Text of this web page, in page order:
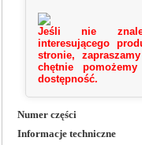
Jeśli nie
interesującego
stronie,
chętnie
dostępność.
Numer części
Informacje techniczne